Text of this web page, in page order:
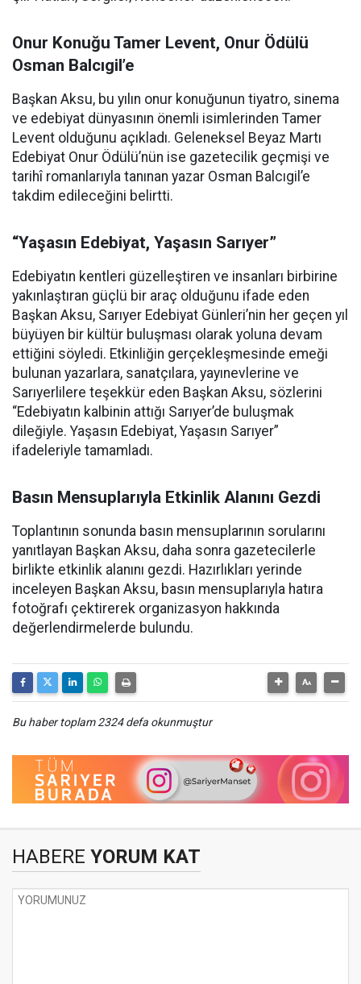
Onur Konuğu Tamer Levent, Onur Ödülü
Osman Balcıgil’e
Başkan Aksu, bu yılın onur konuğunun tiyatro, sinema
ve edebiyat dünyasının önemli isimlerinden Tamer
Levent olduğunu açıkladı. Geleneksel Beyaz Martı
Edebiyat Onur Ödülü’nün ise gazetecilik geçmişi ve
tarihî romanlarıyla tanınan yazar Osman Balcıgil’e
takdim edileceğini belirtti.
“Yaşasın Edebiyat, Yaşasın Sarıyer”
Edebiyatın kentleri güzelleştiren ve insanları birbirine
yakınlaştıran güçlü bir araç olduğunu ifade eden
Başkan Aksu, Sarıyer Edebiyat Günleri’nin her geçen yıl
büyüyen bir kültür buluşması olarak yoluna devam
ettiğini söyledi. Etkinliğin gerçekleşmesinde emeği
bulunan yazarlara, sanatçılara, yayınevlerine ve
Sarıyerlilere teşekkür eden Başkan Aksu, sözlerini
“Edebiyatın kalbinin attığı Sarıyer’de buluşmak
dileğiyle. Yaşasın Edebiyat, Yaşasın Sarıyer”
ifadeleriyle tamamladı.
Basın Mensuplarıyla Etkinlik Alanını Gezdi
Toplantının sonunda basın mensuplarının sorularını
yanıtlayan Başkan Aksu, daha sonra gazetecilerle
birlikte etkinlik alanını gezdi. Hazırlıkları yerinde
inceleyen Başkan Aksu, basın mensuplarıyla hatıra
fotoğrafı çektirerek organizasyon hakkında
değerlendirmelerde bulundu.
Bu haber toplam 2324 defa okunmuştur
HABERE YORUM KAT